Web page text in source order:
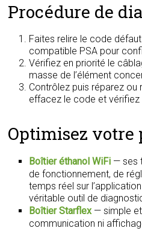
Procédure de
Faites relire le code
compatible PSA pour
Vérifiez en priorité le
masse de l’élément
Contrôlez puis réparez ou
effacez le code et vérifiez
Optimisez votre
Boîtier éthanol WiFi — ses
de fonctionnement, de
temps réel sur
véritable outil de
Boîtier Starflex— simple et
communication ni